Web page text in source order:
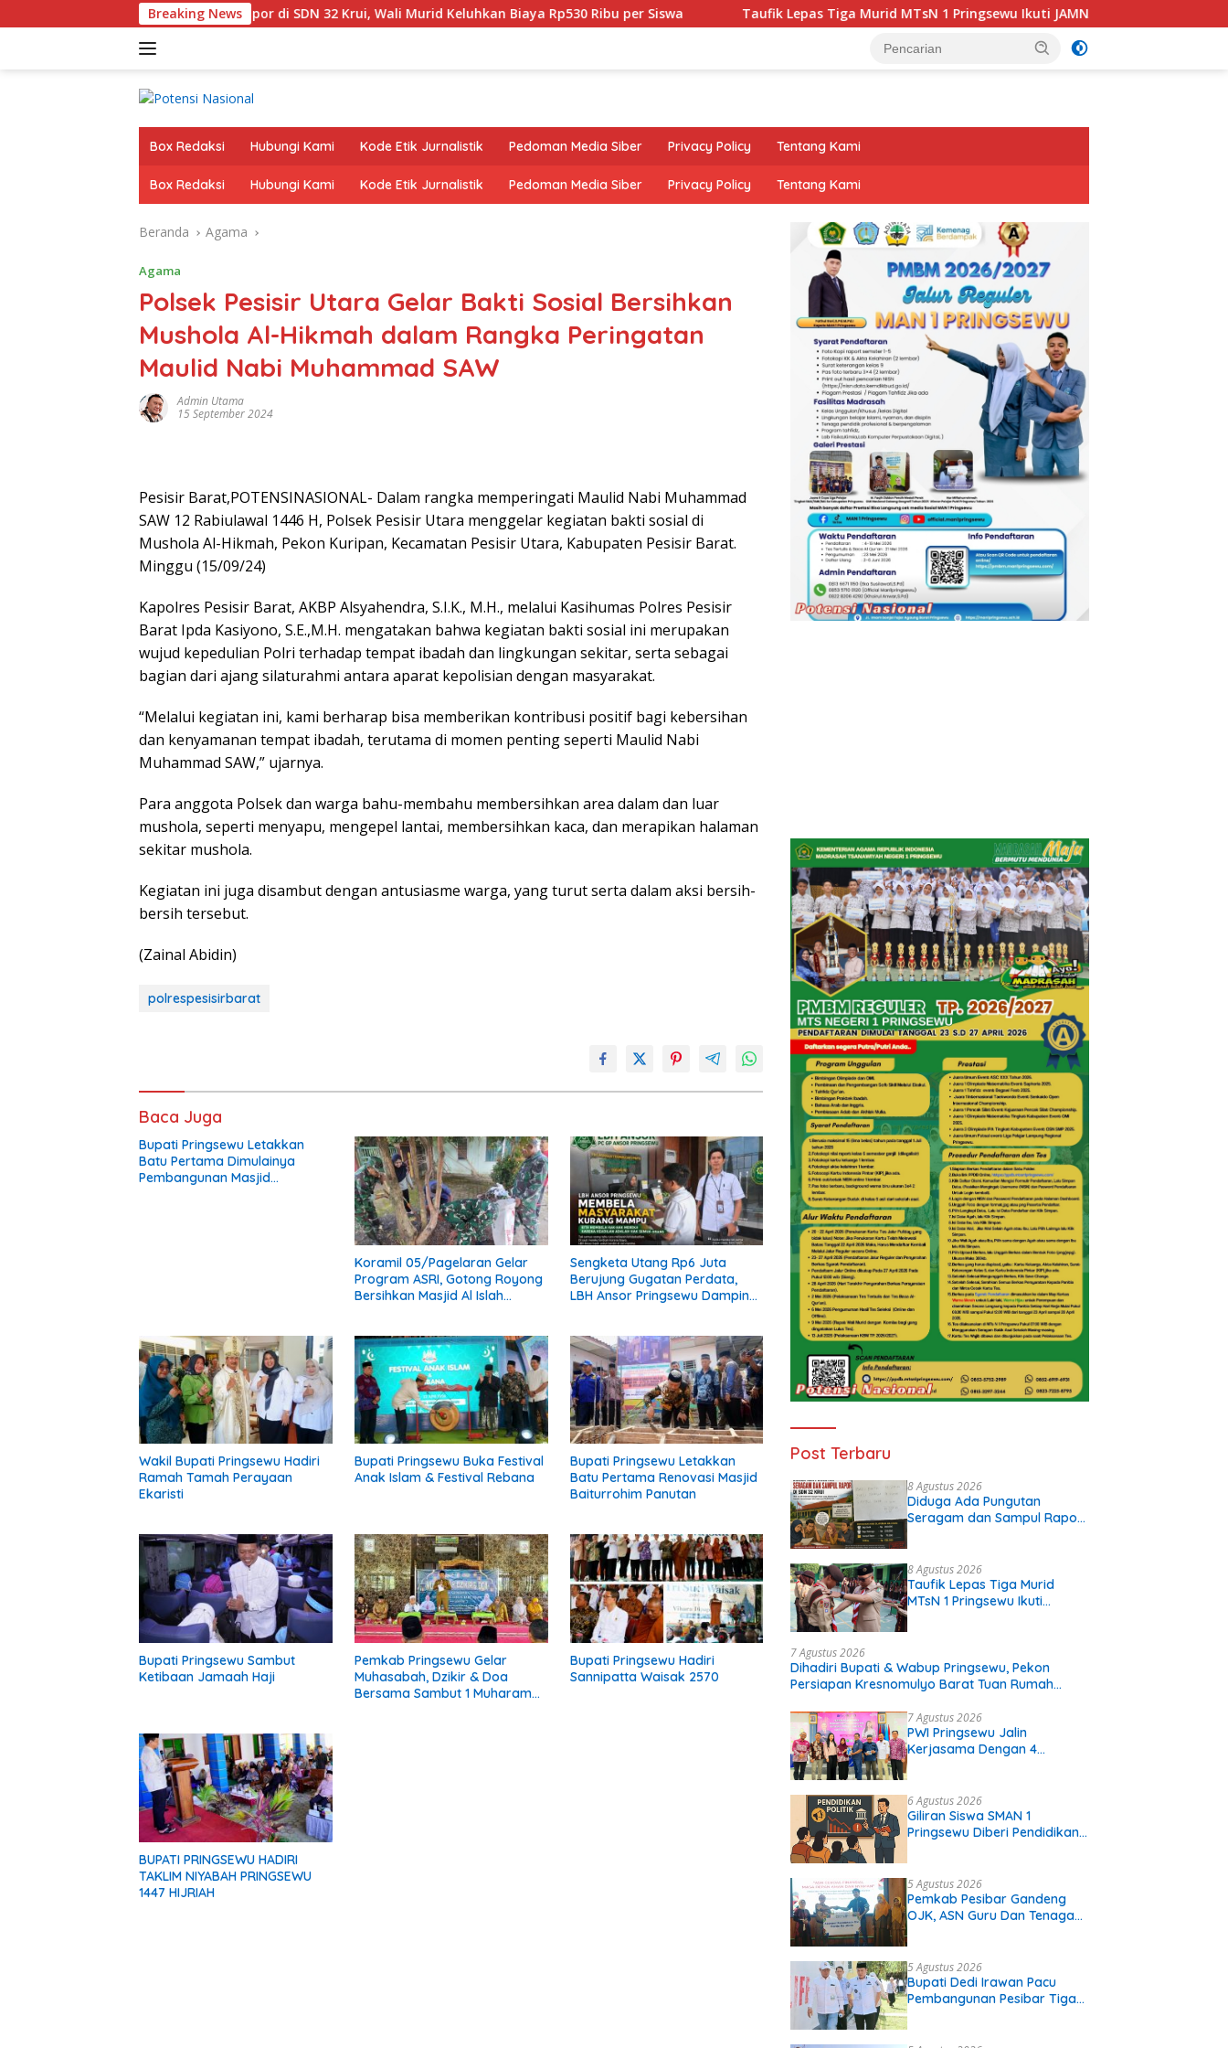
ke
Breaking News
Seragam dan Sampul Rapor di SDN 32 Krui, Wali Murid Keluhkan Biaya Rp530 Ribu per Siswa Taufik Lepas Tiga Murid MTsN 1 Pringsewu Ikuti JAMNAS XII 2026
Box Redaksi Hubungi Kami Kode Etik Jurnalistik Pedoman Media Siber Privacy Policy Tentang Kami
Box Redaksi Hubungi Kami Kode Etik Jurnalistik Pedoman Media Siber Privacy Policy Tentang Kami
Beranda Agama
Agama
Polsek Pesisir Utara Gelar Bakti Sosial Bersihkan
Mushola Al-Hikmah dalam Rangka Peringatan
Maulid Nabi Muhammad SAW
Admin Utama
15 September 2024
Pesisir Barat,POTENSINASIONAL- Dalam rangka memperingati Maulid Nabi Muhammad
SAW 12 Rabiulawal 1446 H, Polsek Pesisir Utara menggelar kegiatan bakti sosial di
Mushola Al-Hikmah, Pekon Kuripan, Kecamatan Pesisir Utara, Kabupaten Pesisir Barat.
Minggu (15/09/24)
Kapolres Pesisir Barat, AKBP Alsyahendra, S.I.K., M.H., melalui Kasihumas Polres Pesisir
Barat Ipda Kasiyono, S.E.,M.H. mengatakan bahwa kegiatan bakti sosial ini merupakan
wujud kepedulian Polri terhadap tempat ibadah dan lingkungan sekitar, serta sebagai
bagian dari ajang silaturahmi antara aparat kepolisian dengan masyarakat.
“Melalui kegiatan ini, kami berharap bisa memberikan kontribusi positif bagi kebersihan
dan kenyamanan tempat ibadah, terutama di momen penting seperti Maulid Nabi
Muhammad SAW,” ujarnya.
Para anggota Polsek dan warga bahu-membahu membersihkan area dalam dan luar
mushola, seperti menyapu, mengepel lantai, membersihkan kaca, dan merapikan halaman
sekitar mushola.
Kegiatan ini juga disambut dengan antusiasme warga, yang turut serta dalam aksi bersih-
bersih tersebut.
(Zainal Abidin)
polrespesisirbarat
Baca Juga
Bupati Pringsewu Letakkan
Batu Pertama Dimulainya
Pembangunan Masjid
Koramil 05/Pagelaran Gelar
Program ASRI, Gotong Royong
Bersihkan Masjid Al Islah
Sengketa Utang Rp6 Juta
Berujung Gugatan Perdata,
LBH Ansor Pringsewu Dampingi
Wakil Bupati Pringsewu Hadiri
Ramah Tamah Perayaan
Ekaristi
Bupati Pringsewu Buka Festival
Anak Islam & Festival Rebana
Bupati Pringsewu Letakkan
Batu Pertama Renovasi Masjid
Baiturrohim Panutan
Bupati Pringsewu Sambut
Ketibaan Jamaah Haji
Pemkab Pringsewu Gelar
Muhasabah, Dzikir & Doa
Bersama Sambut 1 Muharam
Bupati Pringsewu Hadiri
Sannipatta Waisak 2570
BUPATI PRINGSEWU HADIRI
TAKLIM NIYABAH PRINGSEWU
1447 HIJRIAH
Post Terbaru
8 Agustus 2026
Diduga Ada Pungutan
Seragam dan Sampul Rapor
per Siswa
8 Agustus 2026
Taufik Lepas Tiga Murid
MTsN 1 Pringsewu Ikuti
7 Agustus 2026
Dihadiri Bupati & Wabup Pringsewu, Pekon
Persiapan Kresnomulyo Barat Tuan Rumah
7 Agustus 2026
PWI Pringsewu Jalin
Kerjasama Dengan 4
6 Agustus 2026
Giliran Siswa SMAN 1
Pringsewu Diberi Pendidikan
5 Agustus 2026
Pemkab Pesibar Gandeng
OJK, ASN Guru Dan Tenaga
5 Agustus 2026
Bupati Dedi Irawan Pacu
Pembangunan Pesibar Tiga